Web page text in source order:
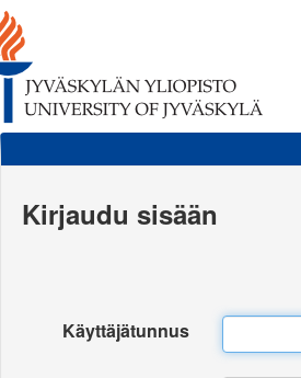
Kirjaudu sisään
Käyttäjätunnus